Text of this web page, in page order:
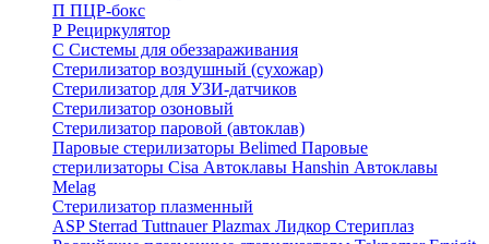
П ПЦР-бокс
Р Рециркулятор
С Системы для обеззараживания
Стерилизатор воздушный (сухожар)
Стерилизатор для УЗИ-датчиков
Стерилизатор озоновый
Стерилизатор паровой (автоклав)
Паровые стерилизаторы Belimed Паровые
стерилизаторы Cisa Автоклавы Hanshin Автоклавы
Melag
Стерилизатор плазменный
ASP Sterrad Tuttnauer Plazmax Лидкор Стериплаз